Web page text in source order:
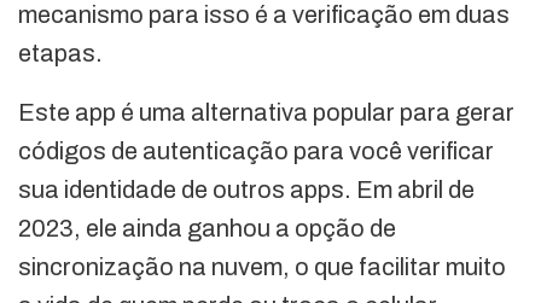
mecanismo para isso é a verificação em duas
etapas.
Este app é uma alternativa popular para gerar
códigos de autenticação para você verificar
sua identidade de outros apps. Em abril de
2023, ele ainda ganhou a opção de
sincronização na nuvem, o que facilitar muito